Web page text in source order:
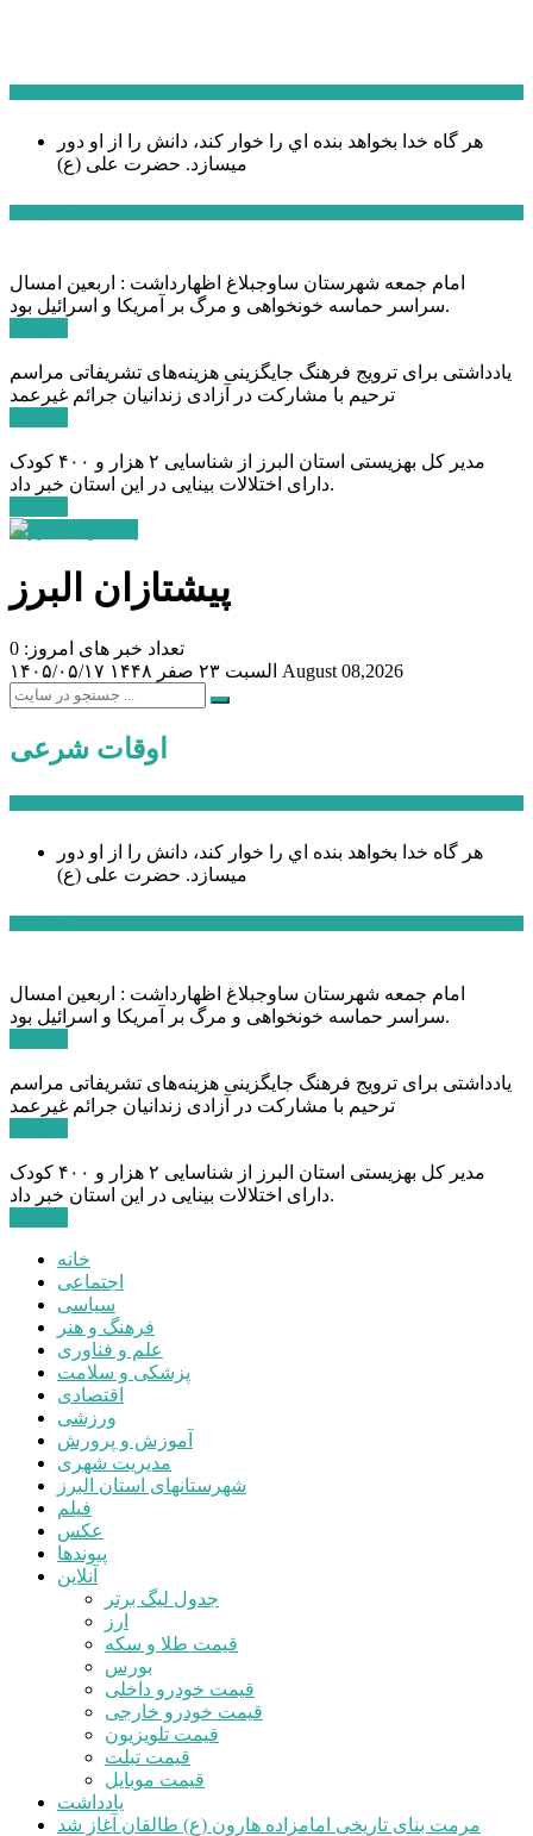
هر گاه خدا بخواهد بنده اي را خوار كند، دانش را از او دور
میسازد. حضرت علی (ع)
امام جمعه شهرستان ساوجبلاغ اظهارداشت : اربعین امسال
سراسر حماسه خونخواهی و مرگ بر آمریکا و اسرائیل بود.
یادداشتی برای ترویج فرهنگ جایگزینی هزینه‌های تشریفاتی مراسم
ترحیم با مشارکت در آزادی زندانیان جرائم غیرعمد
مدیر کل بهزیستی استان البرز از شناسایی ۲ هزار و ۴۰۰ کودک
دارای اختلالات بینایی در این استان خبر داد.
پیشتازان البرز
تعداد خبر های امروز: 0
۱۴۰۵/۰۵/۱۷
السبت ۲۳ صفر ۱۴۴۸ August 08,2026
اوقات شرعی
هر گاه خدا بخواهد بنده اي را خوار كند، دانش را از او دور
میسازد. حضرت علی (ع)
امام جمعه شهرستان ساوجبلاغ اظهارداشت : اربعین امسال
سراسر حماسه خونخواهی و مرگ بر آمریکا و اسرائیل بود.
یادداشتی برای ترویج فرهنگ جایگزینی هزینه‌های تشریفاتی مراسم
ترحیم با مشارکت در آزادی زندانیان جرائم غیرعمد
مدیر کل بهزیستی استان البرز از شناسایی ۲ هزار و ۴۰۰ کودک
دارای اختلالات بینایی در این استان خبر داد.
خانه
اجتماعی
سیاسی
فرهنگ و هنر
علم و فناوری
پزشکی و سلامت
اقتصادی
ورزشی
آموزش و پرورش
مدیریت شهری
شهرستانهای استان البرز
فیلم
عکس
پیوندها
آنلاین
جدول لیگ برتر
ارز
قیمت طلا و سکه
بورس
قیمت خودرو داخلی
قیمت خودرو خارجی
قیمت تلویزیون
قیمت تبلت
قیمت موبایل
یادداشت
مرمت بنای تاریخی امامزاده هارون (ع) طالقان آغاز شد